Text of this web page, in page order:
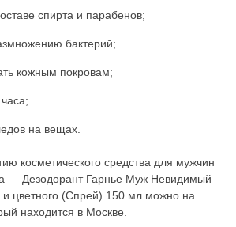
спирта и парабенов;
бактерий;
кожным покровам;
на вещах.
косметического средства для мужчин
— Дезодорант Гарнье Муж Невидимый
и цветного (Спрей) 150 мл можно на
находится в Москве.